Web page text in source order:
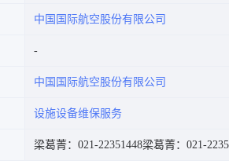
中国国际航空股份有限公司
中国国际航空股份有限公司
设施设备维保服务
梁葛菁：021-22351448梁葛菁：021-